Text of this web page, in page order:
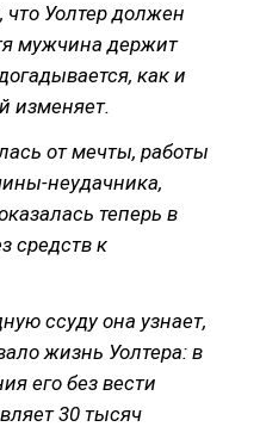
что Уолтер должен
мужчина держит
как и
изменяет.
от мечты, работы
неудачника,
теперь в
средств к
ссуду она узнает,
жизнь Уолтера: в
его без вести
30 тысяч